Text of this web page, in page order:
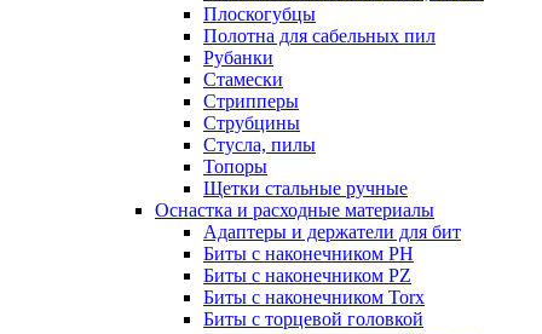
Плоскогубцы
Полотна для сабельных пил
Рубанки
Стамески
Стрипперы
Струбцины
Стусла, пилы
Топоры
Щетки стальные ручные
Оснастка и расходные материалы
Адаптеры и держатели для бит
Биты с наконечником PH
Биты с наконечником PZ
Биты с наконечником Torx
Биты с торцевой головкой